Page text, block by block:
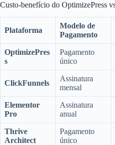
Custo-benefício do OptimizePress
Plataforma
Modelo de
Pagamento
OptimizePres
s
Pagamento
único
ClickFunnels
Assinatura
mensal
Elementor
Pro
Assinatura
anual
Thrive
Architect
Pagamento
único